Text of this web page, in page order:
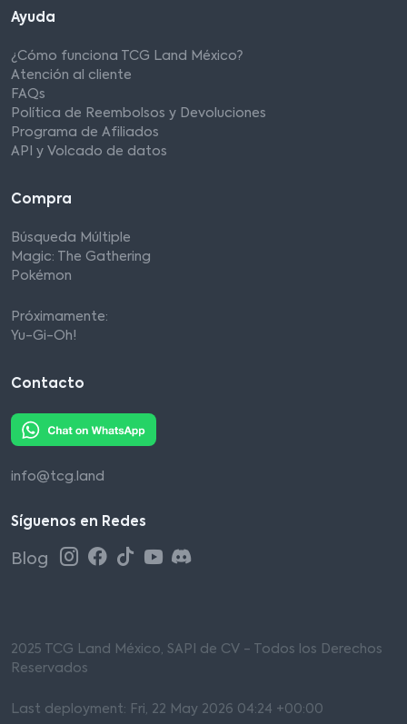
Ayuda
¿Cómo funciona TCG Land México?
Atención al cliente
FAQs
Política de Reembolsos y Devoluciones
Programa de Afiliados
API y Volcado de datos
Compra
Búsqueda Múltiple
Magic: The Gathering
Pokémon
Próximamente:
Yu-Gi-Oh!
Contacto
info@tcg.land
Síguenos en Redes
Blog
2025 TCG Land México, SAPI de CV - Todos los Derechos
Reservados
Last deployment: Fri, 22 May 2026 04:24 +00:00